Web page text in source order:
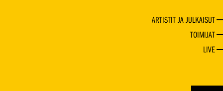
ARTISTIT JA JULKAISUT
TOIMIJAT
LIVE